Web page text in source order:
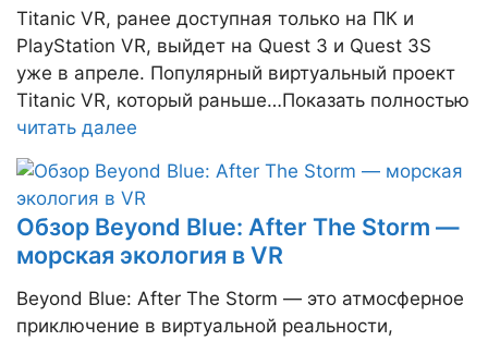
Titanic VR, ранее доступная только на ПК и
PlayStation VR, выйдет на Quest 3 и Quest 3S
уже в апреле. Популярный виртуальный проект
Titanic VR, который раньше…Показать полностью
читать далее
Обзор Beyond Blue: After The Storm —
морская экология в VR
Beyond Blue: After The Storm — это атмосферное
приключение в виртуальной реальности,